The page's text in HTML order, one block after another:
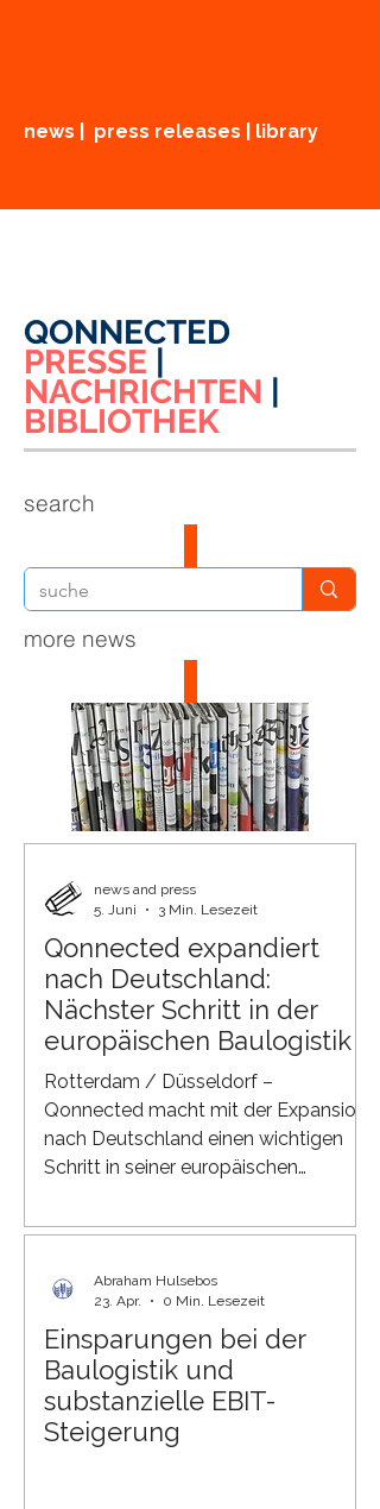
news | press releases | library
QONNECTED
PRESSE |
NACHRICHTEN |
BIBLIOTHEK
search
more news
Qonnected expandiert
nach Deutschland:
Nächster Schritt in der
europäischen Baulogistik
Rotterdam / Düsseldorf –
Qonnected macht mit der Expansion
nach Deutschland einen wichtigen
Schritt in seiner europäischen
und Betreiber der eigenen KI-
Baulogistik bringt Qonnected alle
Akteure der Bau-Lieferkette in einem
digitalen Ökosystem zusammen. Mit
dem Markteintritt in Deutschland
möchte das Unternehmen zu
effizienteren, nachhaltigeren und
besser vernetzten
news and press
5. Juni
3 Min. Lesezeit
Einsparungen bei der
Baulogistik und
substanzielle EBIT-
Steigerung
Abraham Hulsebos
23. Apr.
0 Min. Lesezeit